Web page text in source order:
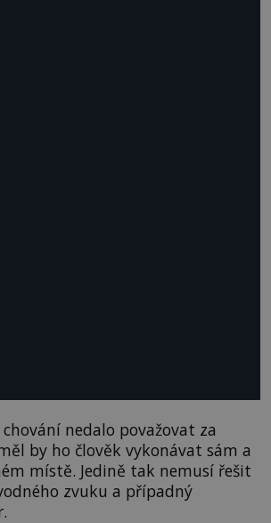
nedalo považovat za
by ho člověk vykonávat sám a
místě. Jedině tak nemusí řešit
zvuku a případný